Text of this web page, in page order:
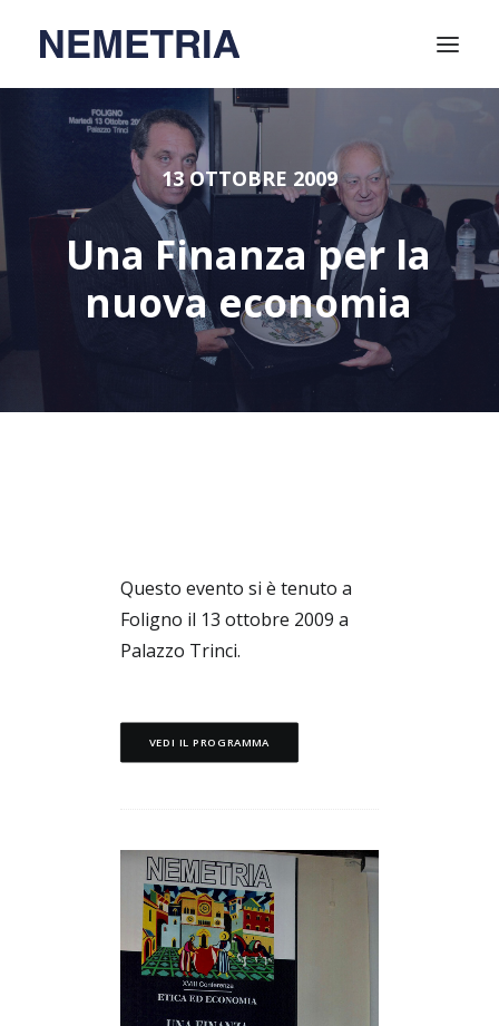
Home
Video
Relatori
Chi siamo
13 OTTOBRE 2009
Una Finanza per la
nuova economia
Questo evento si è tenuto a
Foligno il 13 ottobre 2009 a
Palazzo Trinci.
VEDI IL PROGRAMMA